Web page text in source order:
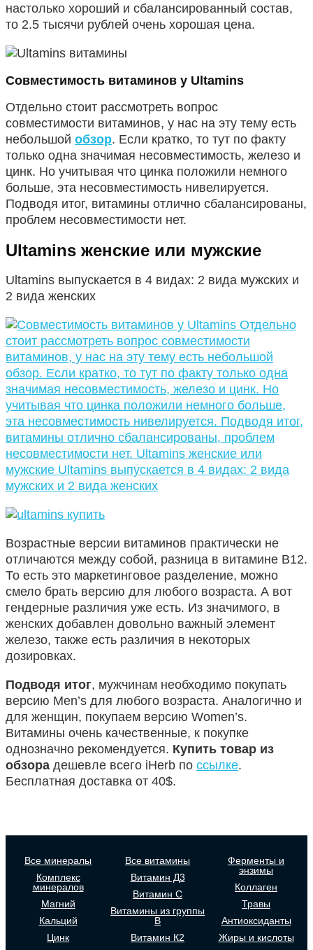
настолько хороший и сбалансированный состав,
то 2.5 тысячи рублей очень хорошая цена.
Совместимость витаминов у Ultamins
Отдельно стоит рассмотреть вопрос
совместимости витаминов, у нас на эту тему есть
небольшой обзор. Если кратко, то тут по факту
только одна значимая несовместимость, железо и
цинк. Но учитывая что цинка положили немного
больше, эта несовместимость нивелируется.
Подводя итог, витамины отлично сбалансированы,
проблем несовместимости нет.
Ultamins женские или мужские
Ultamins выпускается в 4 видах: 2 вида мужских и
2 вида женских
Возрастные версии витаминов практически не
отличаются между собой, разница в витамине В12.
То есть это маркетинговое разделение, можно
смело брать версию для любого возраста. А вот
гендерные различия уже есть. Из значимого, в
женских добавлен довольно важный элемент
железо, также есть различия в некоторых
дозировках.
Подводя итог, мужчинам необходимо покупать
версию Men’s для любого возраста. Аналогично и
для женщин, покупаем версию Women’s.
Витамины очень качественные, к покупке
однозначно рекомендуется. Купить товар из
обзора дешевле всего iHerb по ссылке.
Бесплатная доставка от 40$.
Все минералы
Комплекс
минералов
Магний
Кальций
Цинк
Все витамины
Витамин Д3
Витамин С
Витамины из группы
В
Витамин К2
Ферменты и
энзимы
Коллаген
Травы
Антиоксиданты
Жиры и кислоты